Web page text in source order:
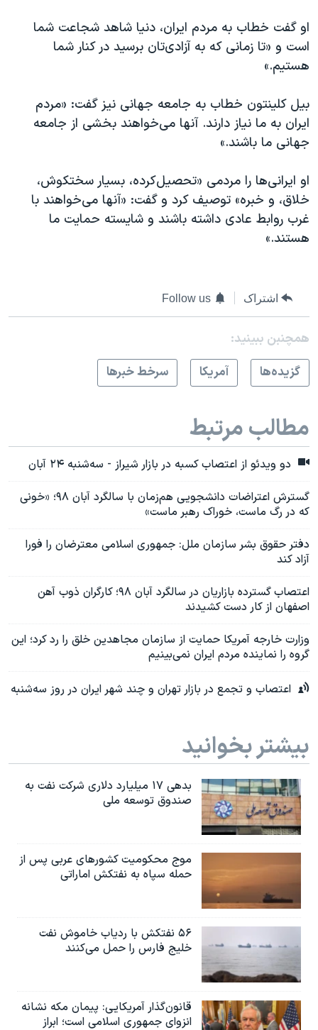
او گفت خطاب به مردم ایران، دنیا شاهد شجاعت شما
است و «تا زمانی که به آزادی‌تان برسید در کنار شما
هستیم.»
بیل کلینتون خطاب به جامعه جهانی نیز گفت: «مردم
ایران به ما نیاز دارند. آنها می‌خواهند بخشی از جامعه
جهانی ما باشند.»
او ایرانی‌ها را مردمی «تحصیل‌کرده، بسیار سختکوش،
خلاق، و خبره» توصیف کرد و گفت: «آنها می‌خواهند با
غرب روابط عادی داشته باشند و شایسته حمایت ما
هستند.»
اشتراک Follow us
همچنبن ببینید:
گزيده‌ها
آمريکا سرخط خبرها
مطالب مرتبط
دو ویدئو از اعتصاب کسبه در بازار شیراز - سه‌شنبه ۲۴ آبان
گسترش اعتراضات دانشجویی هم‌زمان با سالگرد آبان ۹۸؛ «خونی
که در رگ ماست، خوراک رهبر ماست»
دفتر حقوق بشر سازمان ملل: جمهوری اسلامی معترضان را فورا
آزاد کند
اعتصاب گسترده بازاریان در سالگرد آبان ۹۸؛ کارگران ذوب آهن
اصفهان از کار دست کشیدند
وزارت خارجه آمریکا حمایت از سازمان مجاهدین خلق را رد کرد؛ این
گروه را نماینده مردم ایران نمی‌بینیم
اعتصاب و تجمع‌ در بازار تهران و چند شهر ایران در روز سه‌شنبه
بیشتر بخوانید
بدهی ۱۷ میلیارد دلاری شرکت نفت به
صندوق توسعه ملی
موج محکومیت کشورهای عربی پس از
حمله سپاه به نفتکش اماراتی
۵۶ نفتکش با ردیاب خاموش نفت
خلیج فارس را حمل می‌کنند
قانون‌گذار آمریکایی: پیمان مکه نشانه
انزوای جمهوری اسلامی است؛ ابراز